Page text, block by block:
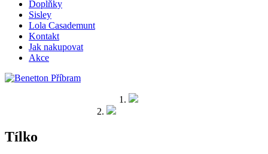
Doplňky
Sisley
Lola Casademunt
Kontakt
Jak nakupovat
Akce
Tílko